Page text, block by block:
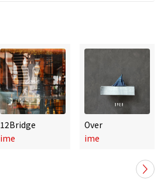
12Bridge
ime
Over
ime